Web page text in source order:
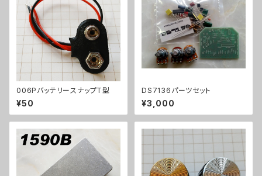
006PバッテリースナップT型
¥50
DS7136パーツセット
¥3,000